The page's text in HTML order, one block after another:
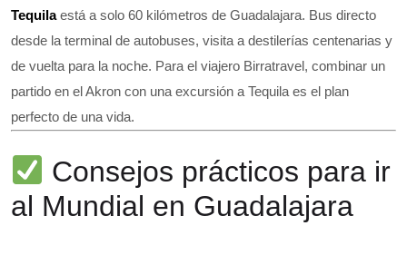
Tequilaestá a solo 60 kilómetros de Guadalajara. Bus directo
desde la terminal de autobuses, visita a destilerías centenarias y
de vuelta para la noche. Para el viajero Birratravel, combinar un
partido en el Akron con una excursión a Tequila es el plan
perfecto de una vida.
Consejos prácticos para ir
al Mundial en Guadalajara